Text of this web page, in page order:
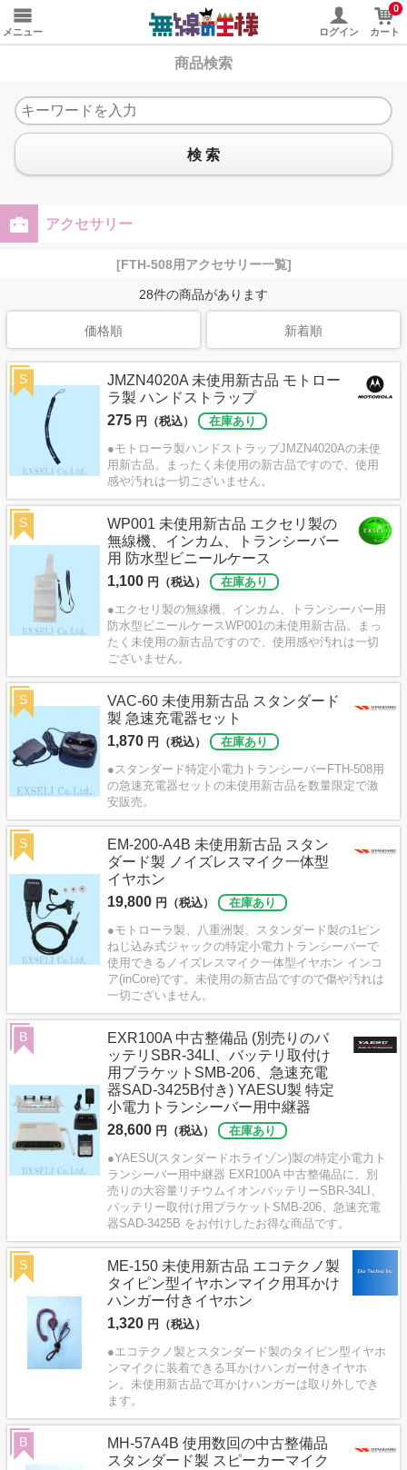
メニュー ログイン
0
カート
商品検索
検 索
アクセサリー
[FTH-508用アクセサリー一覧]
28件の商品があります
価格順 新着順
JMZN4020A 未使用新古品 モトロー
ラ製 ハンドストラップ
275 円（税込）
在庫あり
●モトローラ製ハンドストラップJMZN4020Aの未使
用新古品。まったく未使用の新古品ですので、使用
感や汚れは一切ございません。
S
WP001 未使用新古品 エクセリ製の
無線機、インカム、トランシーバー
用 防水型ビニールケース
1,100 円（税込）
在庫あり
●エクセリ製の無線機、インカム、トランシーバー用
防水型ビニールケースWP001の未使用新古品。まっ
たく未使用の新古品ですので、使用感や汚れは一切
ございません。
S
VAC-60 未使用新古品 スタンダード
製 急速充電器セット
1,870 円（税込）
在庫あり
●スタンダード特定小電力トランシーバーFTH-508用
の急速充電器セットの未使用新古品を数量限定で激
安販売。
S
EM-200-A4B 未使用新古品 スタン
ダード製 ノイズレスマイク一体型
イヤホン
19,800 円（税込）
在庫あり
●モトローラ製、八重洲製、スタンダード製の1ピン
ねじ込み式ジャックの特定小電力トランシーバーで
使用できるノイズレスマイク一体型イヤホン インコ
ア(inCore)です。未使用の新古品ですので傷や汚れは
一切ございません。
S
EXR100A 中古整備品 (別売りのバ
ッテリSBR-34LI、バッテリ取付け
用ブラケットSMB-206、急速充電
器SAD-3425B付き) YAESU製 特定
小電力トランシーバー用中継器
28,600 円（税込）
在庫あり
●YAESU(スタンダードホライゾン)製の特定小電力ト
ランシーバー用中継器 EXR100A 中古整備品に、別
売りの大容量リチウムイオンバッテリーSBR-34LI、
バッテリー取付け用ブラケットSMB-206、急速充電
器SAD-3425B をお付けしたお得な商品です。
B
ME-150 未使用新古品 エコテクノ製
タイピン型イヤホンマイク用耳かけ
ハンガー付きイヤホン
1,320 円（税込）
●エコテクノ製とスタンダード製のタイピン型イヤホ
ンマイクに装着できる耳かけハンガー付きイヤホ
ン。未使用新古品で耳かけハンガーは取り外しでき
ます。
S
MH-57A4B 使用数回の中古整備品
スタンダード製 スピーカーマイク
B